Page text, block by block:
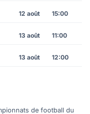
12 août 15:00
13 août 11:00
13 août 12:00
de football du